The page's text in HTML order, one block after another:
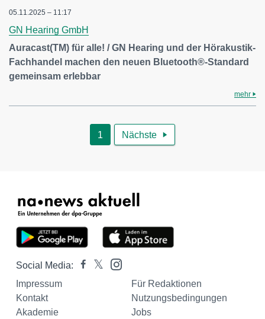
05.11.2025 – 11:17
GN Hearing GmbH
Auracast(TM) für alle! / GN Hearing und der Hörakustik-
Fachhandel machen den neuen Bluetooth®-Standard
gemeinsam erlebbar
mehr
1 Nächste 
Social Media:
Impressum
Für Redaktionen
Kontakt
Nutzungsbedingungen
Akademie
Jobs